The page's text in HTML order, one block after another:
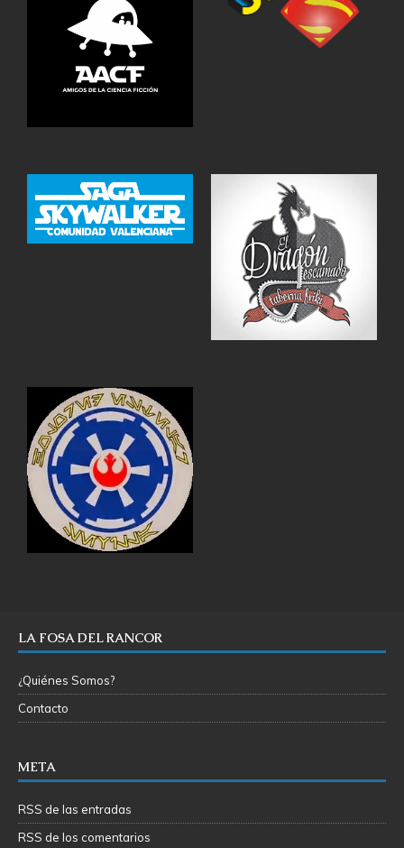
LA FOSA DEL RANCOR
¿Quiénes Somos?
Contacto
META
RSS de las entradas
RSS de los comentarios